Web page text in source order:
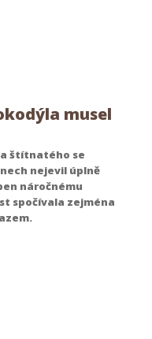
musel
štítnatého se
nejevil úplně
náročnému
spočívala zejména